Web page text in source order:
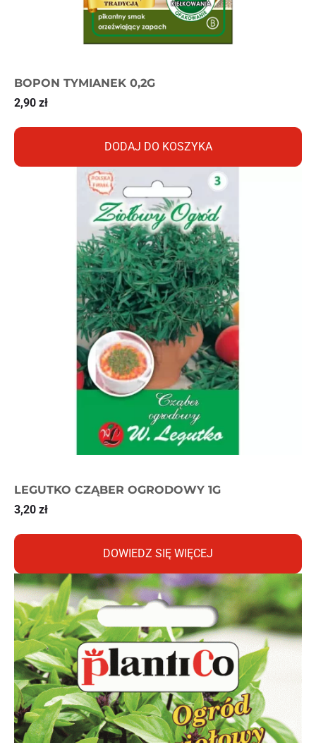
BOPON TYMIANEK 0,2G
2,90 zł
DODAJ DO KOSZYKA
LEGUTKO CZĄBER OGRODOWY 1G
3,20 zł
DOWIEDZ SIĘ WIĘCEJ